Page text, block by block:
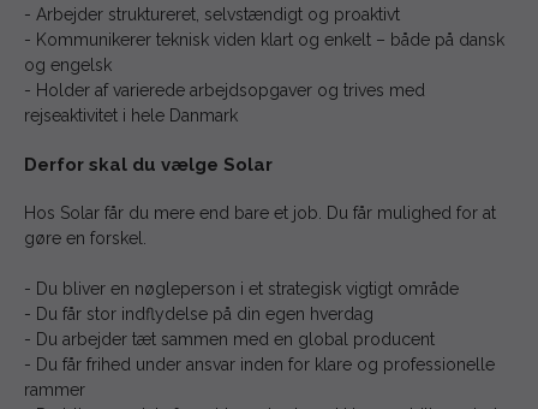
- Arbejder struktureret, selvstændigt og proaktivt
- Kommunikerer teknisk viden klart og enkelt – både på dansk
og engelsk
- Holder af varierede arbejdsopgaver og trives med
rejseaktivitet i hele Danmark
Derfor skal du vælge Solar
Hos Solar får du mere end bare et job. Du får mulighed for at
gøre en forskel.
- Du bliver en nøgleperson i et strategisk vigtigt område
- Du får stor indflydelse på din egen hverdag
- Du arbejder tæt sammen med en global producent
- Du får frihed under ansvar inden for klare og professionelle
rammer